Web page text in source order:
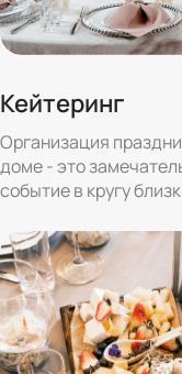
Кейтеринг
Организация
доме - это
событие в кругу